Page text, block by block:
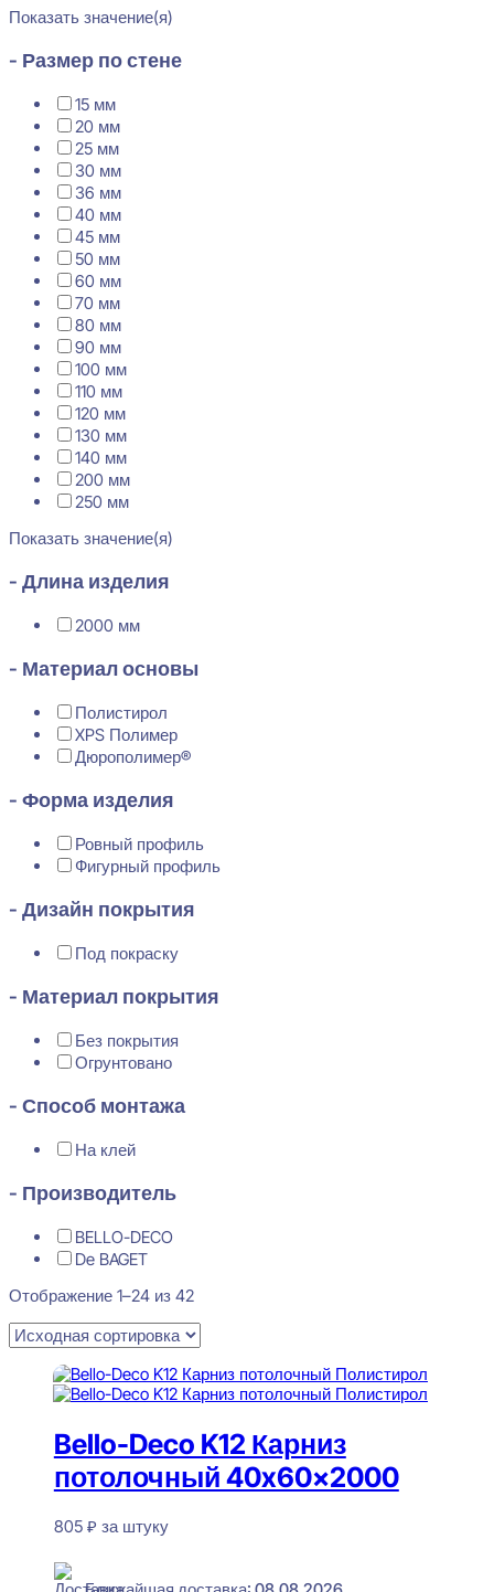
Показать значение(я)
- Размер по стене
15 мм
20 мм
25 мм
30 мм
36 мм
40 мм
45 мм
50 мм
60 мм
70 мм
80 мм
90 мм
100 мм
110 мм
120 мм
130 мм
140 мм
200 мм
250 мм
Показать значение(я)
- Длина изделия
2000 мм
- Материал основы
Полистирол
XPS Полимер
Дюрополимер®
- Форма изделия
Ровный профиль
Фигурный профиль
- Дизайн покрытия
Под покраску
- Материал покрытия
Без покрытия
Огрунтовано
- Способ монтажа
На клей
- Производитель
BELLO-DECO
De BAGET
Отображение 1–24 из 42
Bello-Deco K12 Карниз
потолочный 40x60x2000
805 ₽ за штуку